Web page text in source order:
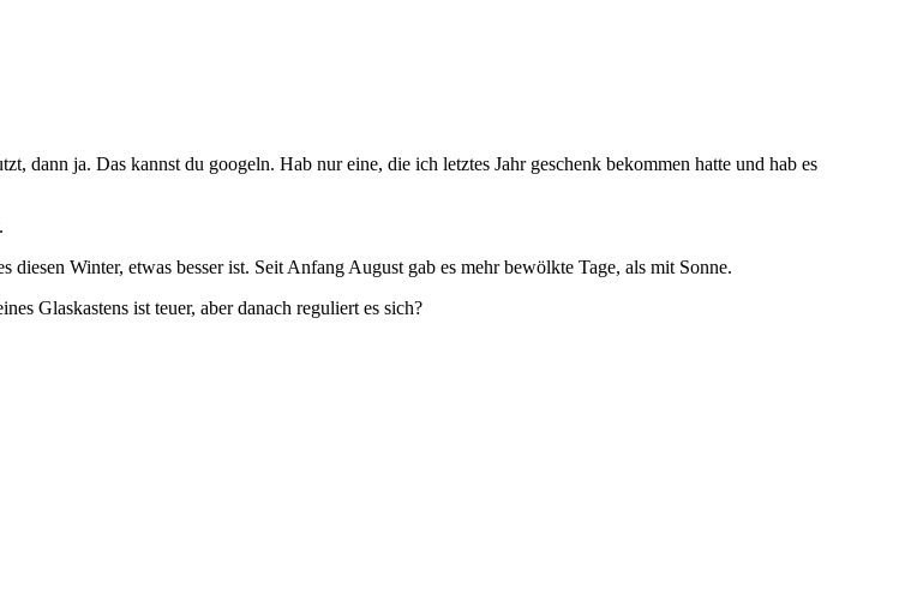
dann ja. Das kannst du googeln. Hab nur eine, die ich letztes Jahr geschenk bekommen hatte und hab es
Winter, etwas besser ist. Seit Anfang August gab es mehr bewölkte Tage, als mit Sonne.
Glaskastens ist teuer, aber danach reguliert es sich?